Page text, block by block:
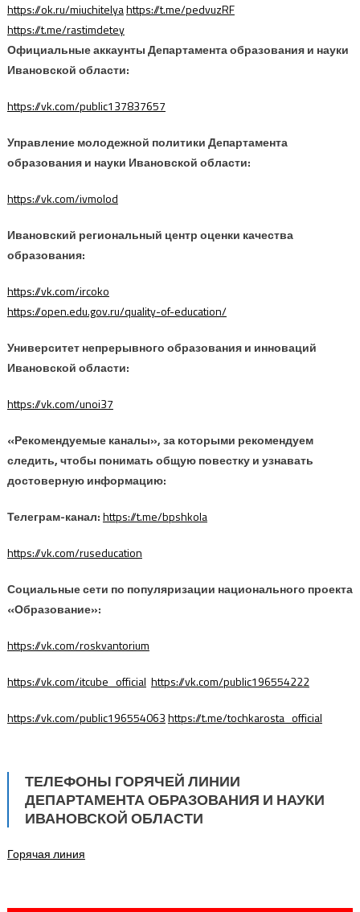
https://ok.ru/miuchitelyahttps://t.me/pedvuzRF
https://t.me/rastimdetey
Официальные аккаунты Департамента образования и науки
Ивановской области:
https://vk.com/public137837657
Управление молодежной политики Департамента
образования и науки Ивановской области:
https://vk.com/ivmolod
Ивановский региональный центр оценки качества
образования:
https://vk.com/ircoko
https://open.edu.gov.ru/quality-of-education/
Университет непрерывного образования и инноваций
Ивановской области:
https://vk.com/unoi37
«Рекомендуемые каналы», за которыми рекомендуем
следить, чтобы понимать общую повестку и узнавать
достоверную информацию:
Телеграм-канал:https://t.me/bpshkola
https://vk.com/ruseducation
Социальные сети по популяризации национального проекта
«Образование»:
https://vk.com/roskvantorium
https://vk.com/itcube_official https://vk.com/public196554222
https://vk.com/public196554063https://t.me/tochkarosta_official
ТЕЛЕФОНЫ ГОРЯЧЕЙ ЛИНИИ
ДЕПАРТАМЕНТА ОБРАЗОВАНИЯ И НАУКИ
ИВАНОВСКОЙ ОБЛАСТИ
Горячая линия